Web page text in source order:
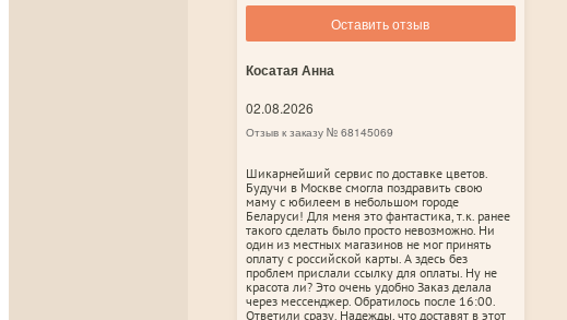
Оставить отзыв
Косатая Анна
02.08.2026
Отзыв к заказу № 68145069
Шикарнейший сервис по доставке цветов.
Будучи в Москве смогла поздравить свою
маму с юбилеем в небольшом городе
Беларуси! Для меня это фантастика, т.к. ранее
такого сделать было просто невозможно. Ни
один из местных магазинов не мог принять
оплату с российской карты. А здесь без
проблем прислали ссылку для оплаты. Ну не
красота ли? Это очень удобно Заказ делала
через мессенджер. Обратилось после 16:00.
Ответили сразу. Надежды, что доставят в этот